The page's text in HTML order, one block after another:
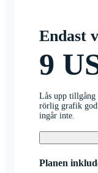
Endast
9
Lås upp
rörlig grafik
ingår inte.
Planen